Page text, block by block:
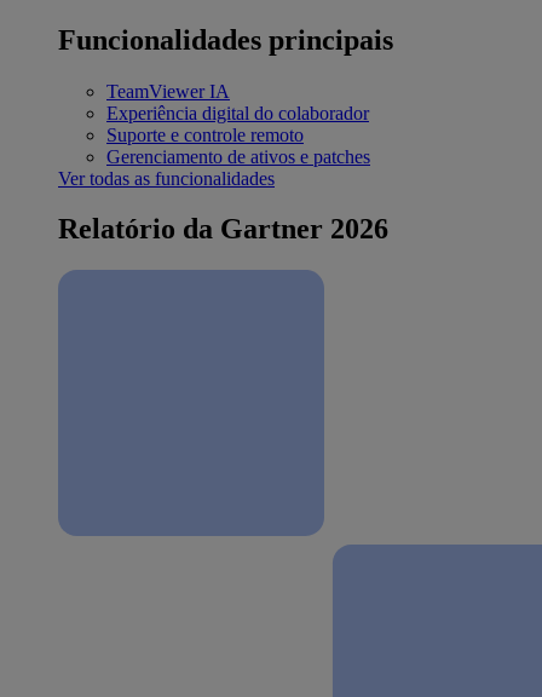
Funcionalidades principais
TeamViewer IA
Experiência digital do colaborador
Suporte e controle remoto
Gerenciamento de ativos e patches
Ver todas as funcionalidades
Relatório da Gartner 2026